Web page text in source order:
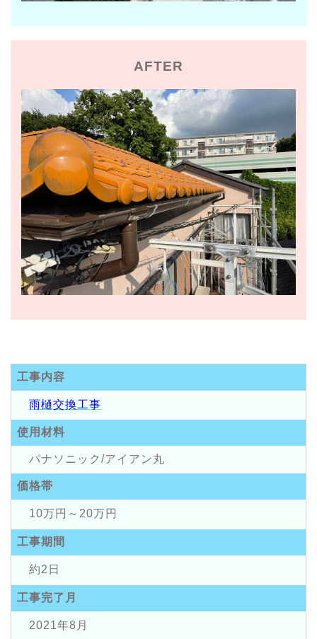
AFTER
工事内容
雨樋交換工事
使用材料
パナソニック/アイアン丸
価格帯
10万円～20万円
工事期間
約2日
工事完了月
2021年8月